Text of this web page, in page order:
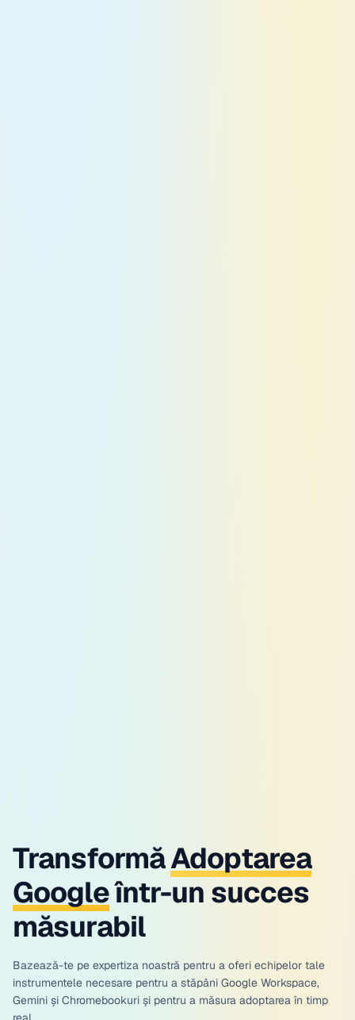
TransformăAdoptarea
Googleîntr-un succes
măsurabil
Bazează-te pe expertiza noastră pentru a oferi echipelor tale
instrumentele necesare pentru a stăpâni Google Workspace,
Gemini și Chromebookuri și pentru a măsura adoptarea în timp